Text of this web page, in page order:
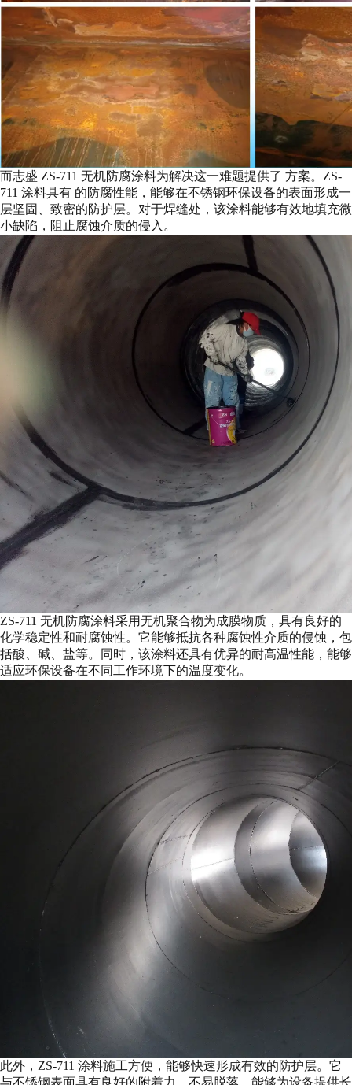
而志盛 ZS-711 无机防腐涂料为解决这一难题提供了 方案。ZS-
711 涂料具有 的防腐性能，能够在不锈钢环保设备的表面形成一
层坚固、致密的防护层。对于焊缝处，该涂料能够有效地填充微
小缺陷，阻止腐蚀介质的侵入。
ZS-711 无机防腐涂料采用无机聚合物为成膜物质，具有良好的
化学稳定性和耐腐蚀性。它能够抵抗各种腐蚀性介质的侵蚀，包
括酸、碱、盐等。同时，该涂料还具有优异的耐高温性能，能够
适应环保设备在不同工作环境下的温度变化。
此外，ZS-711 涂料施工方便，能够快速形成有效的防护层。它
与不锈钢表面具有良好的附着力，不易脱落，能够为设备提供长